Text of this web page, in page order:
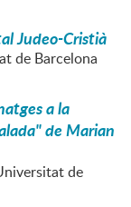
Judeo-Cristià
de Barcelona
a la
de Marian
de